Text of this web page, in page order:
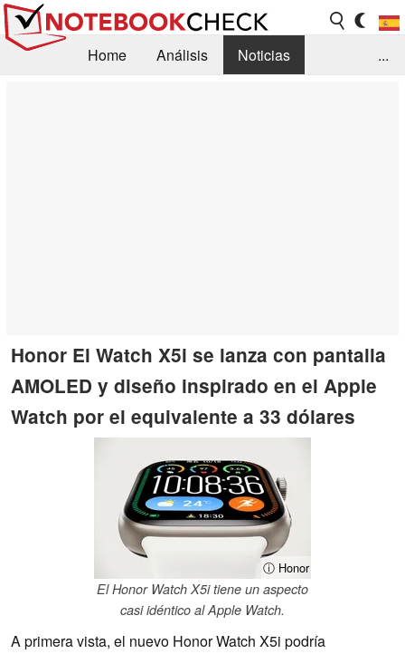
Home Análisis
Noticias
...
Honor El Watch X5i se lanza con pantalla
AMOLED y diseño inspirado en el Apple
Watch por el equivalente a 33 dólares
ⓘ Honor
El Honor Watch X5i tiene un aspecto
casi idéntico al Apple Watch.
A primera vista, el nuevo Honor Watch X5i podría